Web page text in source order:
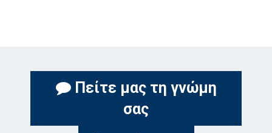
Πείτε μας τη γνώμη
σας